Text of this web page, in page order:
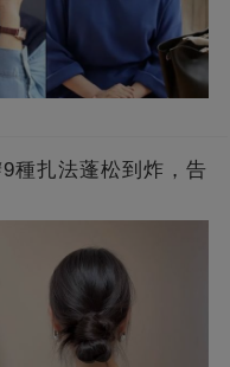
種扎法蓬松到炸，告